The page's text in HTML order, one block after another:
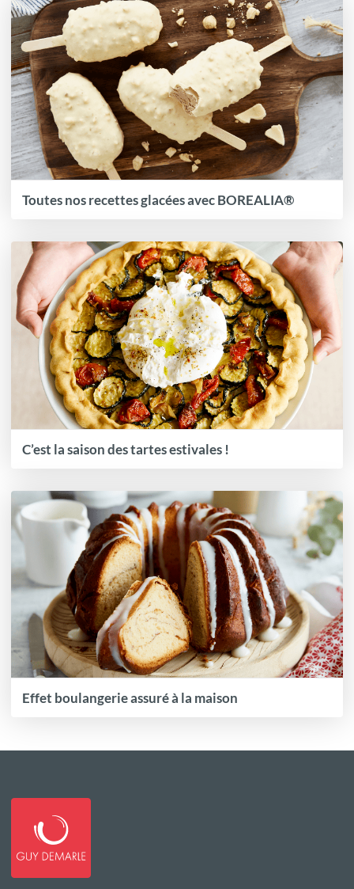
Toutes nos recettes glacées avec BOREALIA®
C’est la saison des tartes estivales !
Effet boulangerie assuré à la maison